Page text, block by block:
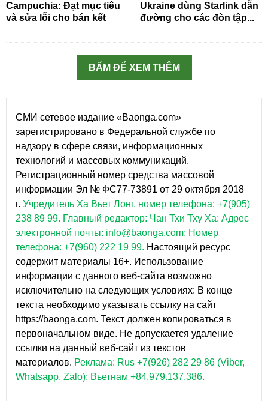
Campuchia: Đạt mục tiêu
và sửa lỗi cho bán kết
Ukraine dùng Starlink dẫn
đường cho các đòn tập...
BẤM ĐỂ XEM THÊM
СМИ сетевое издание «Baonga.com»
зарегистрировано в Федеральной службе по
надзору в сфере связи, информационных
технологий и массовых коммуникаций.
Регистрационный номер средства массовой
информации Эл № ФС77-73891 от 29 октября 2018
г. Учредитель Ха Вьет Лонг, номер телефона: +7(905)
238 89 99. Главный редактор: Чан Тхи Тху Ха: Адрес
электронной почты: info@baonga.com; Номер
телефона: +7(960) 222 19 99. Настоящий ресурс
содержит материалы 16+. Использование
информации с данного веб-сайта возможно
исключительно на следующих условиях: В конце
текста необходимо указывать ссылку на сайт
https://baonga.com. Текст должен копироваться в
первоначальном виде. Не допускается удаление
ссылки на данный веб-сайт из текстов
материалов. Реклама: Rus +7(926) 282 29 86 (Viber,
Whatsapp, Zalo); Вьетнам +84.979.137.386.